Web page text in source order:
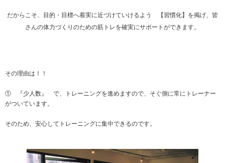
だからこそ、目的・目標へ着実に近づけていけるよう 【習慣化】を掲げ、皆
さんの体力づくりのための筋トレを確実にサポートができます。
その理由は！！
① 『少人数』 で、トレーニングを進めますので、そぐ側に常にトレーナー
がついています。
そのため、安心してトレーニングに集中できるのです。